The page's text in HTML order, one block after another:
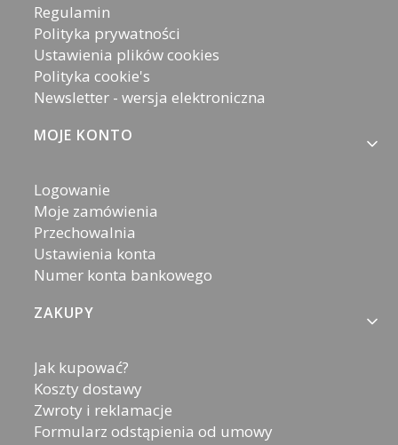
Regulamin
Polityka prywatności
Ustawienia plików cookies
Polityka cookie's
Newsletter - wersja elektroniczna
MOJE KONTO
Logowanie
Moje zamówienia
Przechowalnia
Ustawienia konta
Numer konta bankowego
ZAKUPY
Jak kupować?
Koszty dostawy
Zwroty i reklamacje
Formularz odstąpienia od umowy